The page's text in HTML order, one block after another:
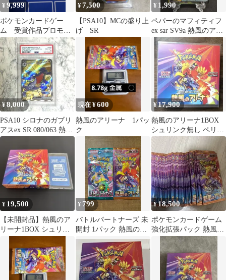
¥9,999
ポケモンカードゲー
ム 受賞作品プロモカ
ード化記念キャンペー
ンカード3枚入り
¥7,500
【PSA10】MCの盛り上
げ SR
¥ 1,990
ペパーのマフィティフ
ex sar SV9a 熱風のアリ
ーナ 088/063
¥8,000
PSA10 シロナのガブリ
アスex SR 080/063 熱風
のアリーナ
現在 ¥600
熱風のアリーナ 1パッ
ク
¥17,900
熱風のアリーナ1BOX
シュリンク無し ペリペ
リ有り
¥ 19,500
【未開封品】熱風のア
リーナ1BOX シュリン
¥ 799
バトルパートナーズ 未
開封 1パック 熱風のア
リーナ 未開封 1パック
¥18,500
ポケモンカードゲーム
強化拡張パック 熱風の
アリーナ 37パック